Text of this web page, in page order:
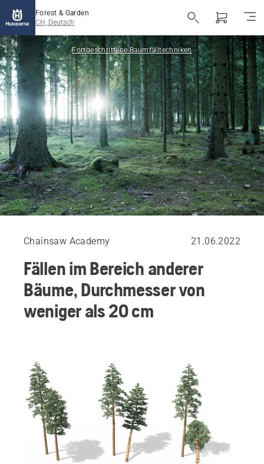
Forest & Garden
CH, Deutsch
Fortgeschrittene Baumfälltechniken
Chainsaw Academy 21.06.2022
Fällen im Bereich anderer
Bäume, Durchmesser von
weniger als 20 cm